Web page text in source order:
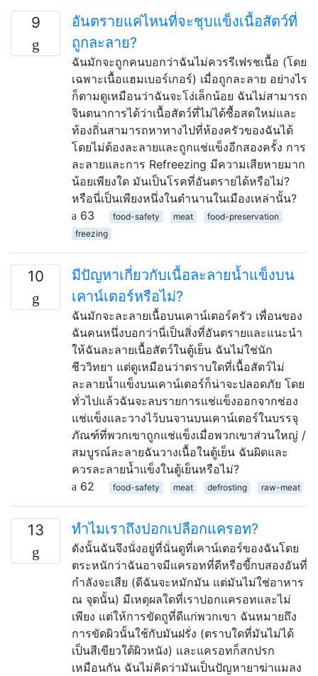
9
อันตรายแค่ไหนที่จะชุบแข็งเนื้อสัตว์ที่
ถูกละลาย?
ฉันมักจะถูกคนบอกว่าฉันไม่ควรรีเฟรชเนื้อ (โดย
เฉพาะเนื้อแฮมเบอร์เกอร์) เมื่อถูกละลาย อย่างไร
ก็ตามดูเหมือนว่าฉันจะโง่เล็กน้อย ฉันไม่สามารถ
จินตนาการได้ว่าเนื้อสัตว์ที่ไม่ได้ซื้อสดใหม่และ
ท้องถิ่นสามารถหาทางไปที่ห้องครัวของฉันได้
โดยไม่ต้องละลายและถูกแช่แข็งอีกสองครั้ง การ
ละลายและการ Refreezing มีความเสียหายมาก
น้อยเพียงใด มันเป็นโรคที่อันตรายได้หรือไม่?
หรือนี่เป็นเพียงหนึ่งในตำนานในเมืองเหล่านั้น?
63
food-safety meat
food-preservation
freezing
10
มีปัญหาเกี่ยวกับเนื้อละลายน้ำแข็งบน
เคาน์เตอร์หรือไม่?
ฉันมักจะละลายเนื้อบนเคาน์เตอร์ครัว เพื่อนของ
ฉันคนหนึ่งบอกว่านี่เป็นสิ่งที่อันตรายและแนะนำ
ให้ฉันละลายเนื้อสัตว์ในตู้เย็น ฉันไม่ใช่นัก
ชีววิทยา แต่ดูเหมือนว่าตราบใดที่เนื้อสัตว์ไม่
ละลายน้ำแข็งบนเคาน์เตอร์ก็น่าจะปลอดภัย โดย
ทั่วไปแล้วฉันจะลบรายการแช่แข็งออกจากช่อง
แช่แข็งและวางไว้บนจานบนเคาน์เตอร์ในบรรจุ
ภัณฑ์ที่พวกเขาถูกแช่แข็งเมื่อพวกเขาส่วนใหญ่ /
สมบูรณ์ละลายฉันวางเนื้อในตู้เย็น ฉันผิดและ
ควรละลายน้ำแข็งในตู้เย็นหรือไม่?
62
food-safety meat defrosting raw-meat
13 ทำไมเราถึงปอกเปลือกแครอท?
ดังนั้นฉันจึงนั่งอยู่ที่นั่นดูที่เคาน์เตอร์ของฉันโดย
ตระหนักว่าฉันอาจมีแครอทที่ดีหรือขี้กบสองอันที่
กำลังจะเสีย (ดีฉันจะหมักมัน แต่มันไม่ใช่อาหาร
ณ จุดนั้น) มีเหตุผลใดที่เราปอกแครอทและไม่
เพียง แต่ให้การขัดถูที่ดีแก่พวกเขา ฉันหมายถึง
การขัดผิวนั้นใช้กับมันฝรั่ง (ตราบใดที่มันไม่ได้
เป็นสีเขียวใต้ผิวหนัง) และแครอทก็สกปรก
เหมือนกัน ฉันไม่คิดว่ามันเป็นปัญหายาฆ่าแมลง